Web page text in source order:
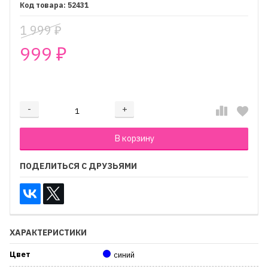
52431
1 999₽
999 ₽
- +
Добавляется...
В корзину
Добавлен
ПОДЕЛИТЬСЯ С ДРУЗЬЯМИ
ХАРАКТЕРИСТИКИ
Цвет
синий